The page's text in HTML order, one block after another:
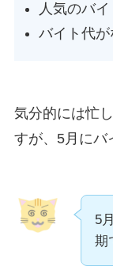
人気のバ
バイト代
気分的には忙
すが、5月にバ
5
期